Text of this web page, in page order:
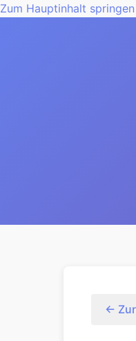
Zum Hauptinhalt springen
←